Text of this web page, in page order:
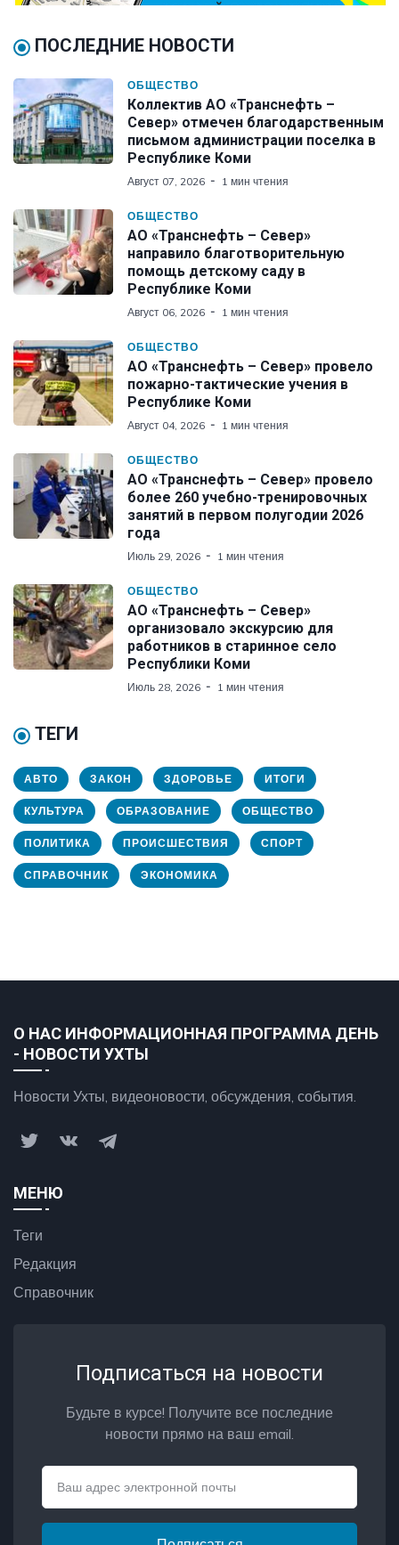
ПОСЛЕДНИЕ НОВОСТИ
ОБЩЕСТВО
Коллектив АО «Транснефть –
Север» отмечен благодарственным
письмом администрации поселка в
Республике Коми
Август 07, 2026 1 мин чтения
ОБЩЕСТВО
АО «Транснефть – Север»
направило благотворительную
помощь детскому саду в
Республике Коми
Август 06, 2026 1 мин чтения
ОБЩЕСТВО
АО «Транснефть – Север» провело
пожарно-тактические учения в
Республике Коми
Август 04, 2026 1 мин чтения
ОБЩЕСТВО
АО «Транснефть – Север» провело
более 260 учебно-тренировочных
занятий в первом полугодии 2026
года
Июль 29, 2026 1 мин чтения
ОБЩЕСТВО
АО «Транснефть – Север»
организовало экскурсию для
работников в старинное село
Республики Коми
Июль 28, 2026 1 мин чтения
ТЕГИ
АВТО ЗАКОН ЗДОРОВЬЕ ИТОГИ
КУЛЬТУРА ОБРАЗОВАНИЕ ОБЩЕСТВО
ПОЛИТИКА ПРОИСШЕСТВИЯ СПОРТ
СПРАВОЧНИК ЭКОНОМИКА
О НАС ИНФОРМАЦИОННАЯ ПРОГРАММА ДЕНЬ
- НОВОСТИ УХТЫ
Новости Ухты, видеоновости, обсуждения, события.
МЕНЮ
Теги
Редакция
Справочник
Подписаться на новости
Будьте в курсе! Получите все последние
новости прямо на ваш email.